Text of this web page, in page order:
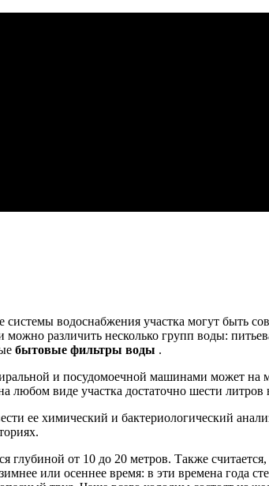
водоснабжения участка могут быть
различить несколько групп воды:
бытовые фильтры воды .
и посудомоечной машинами может на
любом виде участка достаточно шести
ее химический и бактериологический
от 10 до 20 метров. Также
или осеннее время: в эти времена года